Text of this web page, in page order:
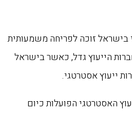
בישראל זוכה לפריחה משמעותית
הייעוץ גדל, כאשר בישראל
ייעוץ אסטרטגי.
האסטרטגי הפועלות כיום